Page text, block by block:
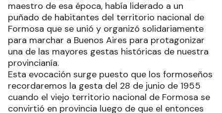
maestro de esa época, había liderado a un
puñado de habitantes del territorio nacional de
Formosa que se unió y organizó solidariamente
para marchar a Buenos Aires para protagonizar
una de las mayores gestas históricas de nuestra
provincianía.
Esta evocación surge puesto que los formoseños
recordaremos la gesta del 28 de junio de 1955
cuando el viejo territorio nacional de Formosa se
convirtió en provincia luego de que el entonces